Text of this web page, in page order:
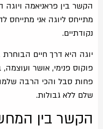
הקשר בין פראניאמה
מתייחס ליוגה אני מתייחס
נקודתיים.
יוגה היא דרך חיים
פוקוס פנימי, אושר
פחות סבל והכי הרבה
שלם ללא גבולות.
הקשר בין